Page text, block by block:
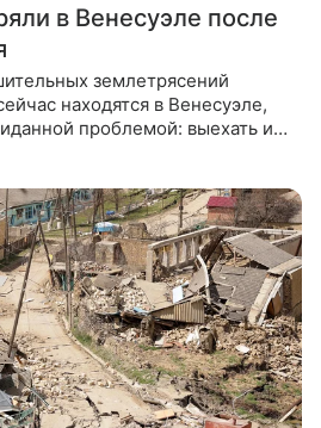
в Венесуэле после
землетрясений
находятся в Венесуэле,
проблемой: выехать из